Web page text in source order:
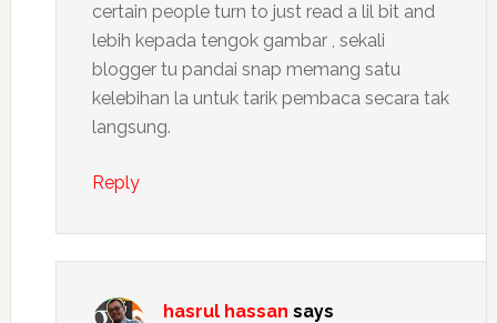
certain people turn to just read a lil bit and
lebih kepada tengok gambar , sekali
blogger tu pandai snap memang satu
kelebihan la untuk tarik pembaca secara tak
langsung.
Reply
hasrul hassan says